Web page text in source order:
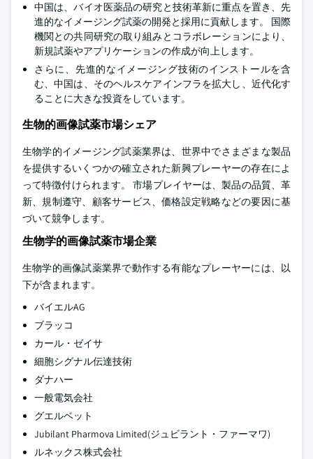
中国は、バイオ医薬品の研究と技術革新に重点を置き、先
進的なイメージング試薬の開発と採用に貢献します。 国際
機関との共同研究の取り組みとコラボレーションにより、
新規試薬やアプリケーションの作成が向上します。
さらに、先進的なイメージング技術のインストールを含
む、中国は、そのヘルスケアインフラを拡大し、近代化す
ることに大きな投資をしています。
生物的画像試薬市場シェア
生物学的イメージング試薬業界は、世界中でさまざまな製品
を提供するいくつかの確立された新興プレーヤーの存在によ
って特徴付けられます。 市場プレイヤーは、製品の品質、革
新、規制遵守、顧客サービス、価格設定戦略などの要因に基
づいて競争します。
生物学的画像試薬市場企業
生物学的画像試薬業界で動作する有能なプレーヤーには、以
下が含まれます。
バイエルAG
ブラッコ
カール・ゼイサ
細胞シグナル伝達技術
ダナハー
一般電気会社
グエルベット
Jubilant Pharmova Limited(ジュビラント・ファーマワ)
ルネックス株式会社